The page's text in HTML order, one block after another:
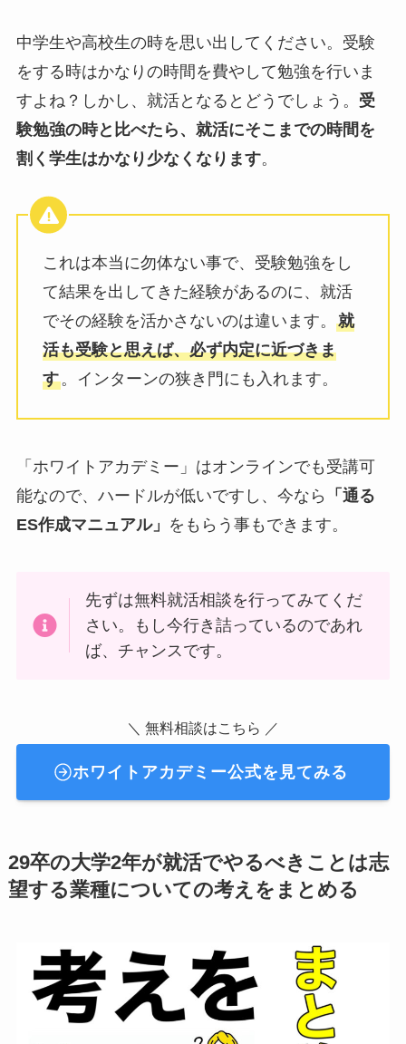
中学生や高校生の時を思い出してください。受験
をする時はかなりの時間を費やして勉強を行いま
すよね？しかし、就活となるとどうでしょう。 受
験勉強の時と比べたら、就活にそこまでの時間を
割く学生はかなり少なくなります。
これは本当に勿体ない事で、受験勉強をし
て結果を出してきた経験があるのに、就活
でその経験を活かさないのは違います。 就
活も受験と思えば、必ず内定に近づきま
す。インターンの狭き門にも入れます。
「ホワイトアカデミー」はオンラインでも受講可
能なので、ハードルが低いですし、今なら
「通る
ES作成マニュアル」 をもらう事もできます。
先ずは無料就活相談を行ってみてくだ
さい。もし今行き詰っているのであれ
ば、チャンスです。
＼ 無料相談はこちら ／
ホワイトアカデミー公式を見てみる
29卒の大学2年が就活でやるべきことは志
望する業種についての考えをまとめる